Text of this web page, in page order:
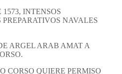
INTENSOS
NAVALES
ARGEL ARAB AMAT A
CORSO QUIERE PERMISO